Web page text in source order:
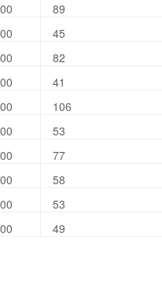
89
45
82
41
106
53
77
58
53
49